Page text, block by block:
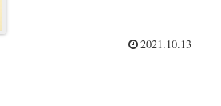
2021.10.13